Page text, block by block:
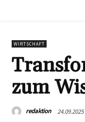
WIRTSCHAFT
zum
redaktion 24.09.2025